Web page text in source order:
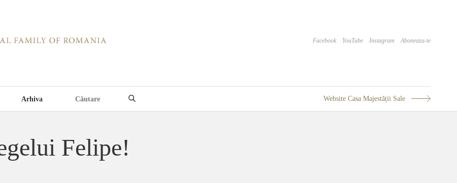
Facebook YouTube Instagram Aboneaza-te
Arhiva Website Casa Majestății Sale
Felipe!